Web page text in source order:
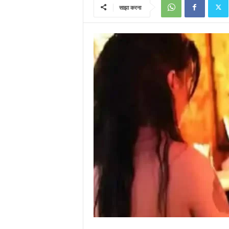
साझा करना